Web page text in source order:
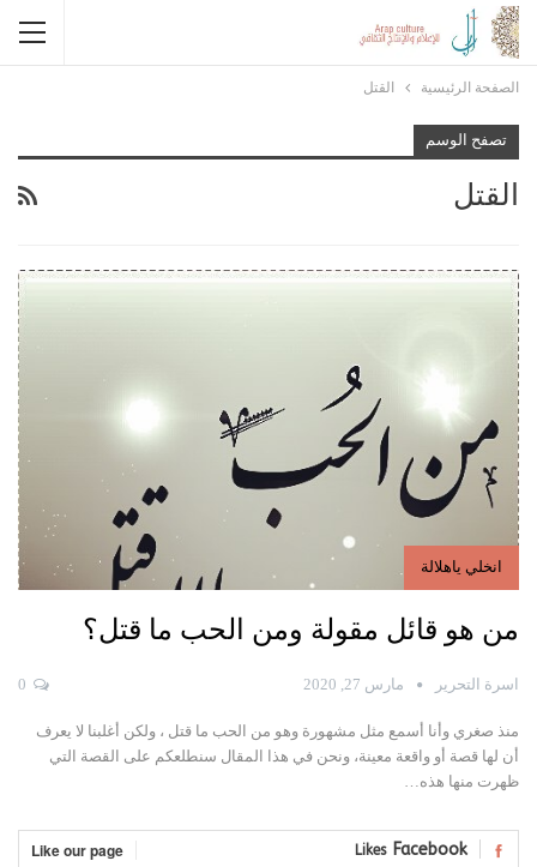
الصفحة الرئيسية القتل
تصفح الوسم
القتل
انخلي ياهلالة
من هو قائل مقولة ومن الحب ما قتل؟
اسرة التحرير مارس 27, 2020
منذ صغري وأنا أسمع مثل مشهورة وهو من الحب ما قتل ، ولكن أغلبنا لا يعرف
أن لها قصة أو واقعة معينة، ونحن في هذا المقال سنطلعكم على القصة التي
ظهرت منها هذه…
Facebook
Likes
Like our page